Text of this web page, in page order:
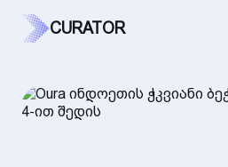
CURATOR